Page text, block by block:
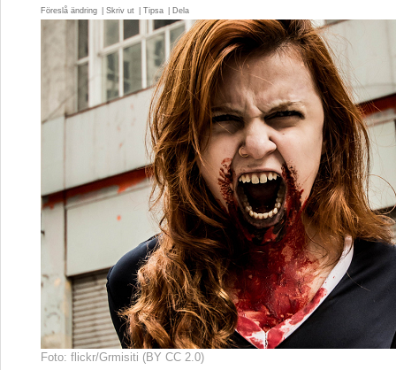
Föreslå ändring Skriv ut Tipsa Dela
Foto: flickr/Grmisiti (BY CC 2.0)